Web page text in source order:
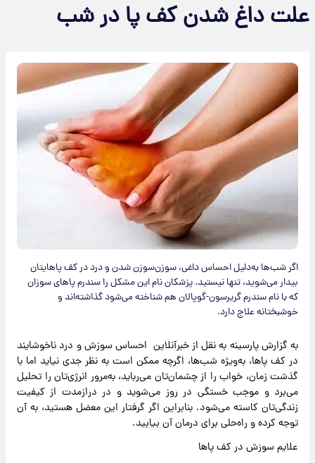
علت داغ شدن کف پا در شب‌
اگر شب‌ها به‌دلیل احساس داغی، سوزن‌سوزن شدن و درد در کف پاهایتان
بیدار می‌شوید، تنها نیستید. پزشکان نام این مشکل را سندرم پاهای سوزان
که با نام سندرم گریرسون-گوپالان هم شناخته می‌شود گذاشته‌اند و
خوشبختانه علاج دارد.
به گزارش پارسینه به نقل از خبرآنلاین احساس سوزش و درد ناخوشایند
در کف پاها، به‌ویژه شب‌ها، اگرچه ممکن است به‌ نظر جدی نیاید اما با
گذشت زمان، خواب را از چشمان‌تان می‌رباید، به‌مرور انرژی‌تان را تحلیل
می‌برد و موجب خستگی در روز می‌شوید و در درازمدت از کیفیت
زندگی‌تان کاسته می‌شود. بنابراین اگر گرفتار این معضل هستید، به‌ آن
توجه کرده و راه‌حلی برای درمان آن بیابید.
علایم سوزش در کف پاها